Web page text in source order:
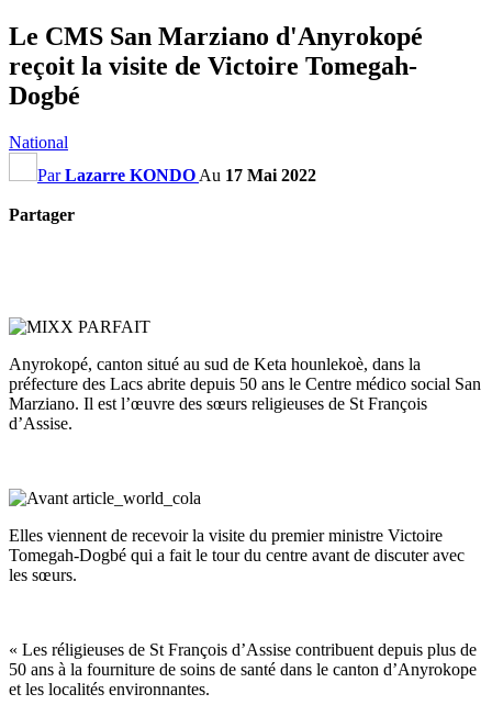
Le CMS San Marziano d'Anyrokopé
reçoit la visite de Victoire Tomegah-
Dogbé
National
ParLazarre KONDO Au 17 Mai 2022
Partager
Anyrokopé, canton situé au sud de Keta hounlekoè, dans la
préfecture des Lacs abrite depuis 50 ans le Centre médico social San
Marziano. Il est l’œuvre des sœurs religieuses de St François
d’Assise.
Elles viennent de recevoir la visite du premier ministre Victoire
Tomegah-Dogbé qui a fait le tour du centre avant de discuter avec
les sœurs.
« Les réligieuses de St François d’Assise contribuent depuis plus de
50 ans à la fourniture de soins de santé dans le canton d’Anyrokope
et les localités environnantes.